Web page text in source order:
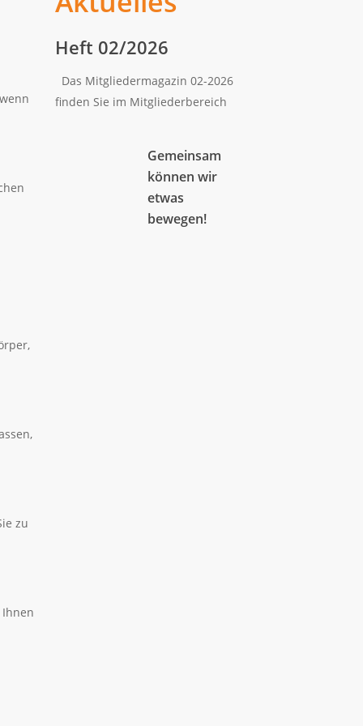
zu
Heft 02/2026
Das Mitgliedermagazin 02-2026
finden Sie im Mitgliederbereich
Gemeinsam
können wir
etwas
bewegen!